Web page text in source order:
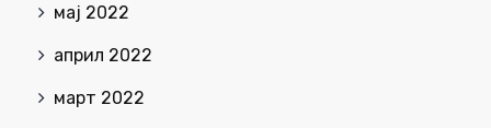
мај 2022
април 2022
март 2022